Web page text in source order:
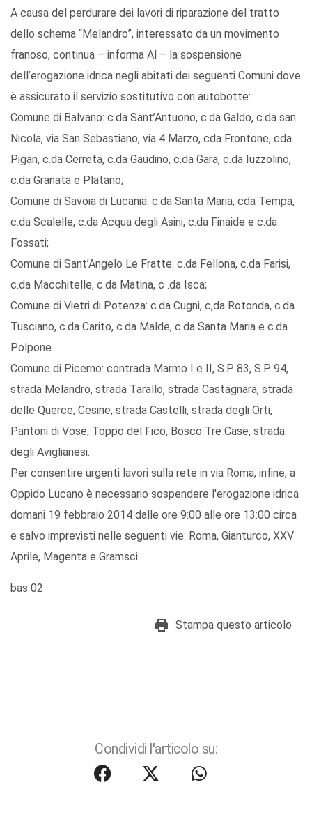
A causa del perdurare dei lavori di riparazione del tratto
dello schema “Melandro”, interessato da un movimento
franoso, continua – informa Al – la sospensione
dell’erogazione idrica negli abitati dei seguenti Comuni dove
è assicurato il servizio sostitutivo con autobotte:
Comune di Balvano: c.da Sant’Antuono, c.da Galdo, c.da san
Nicola, via San Sebastiano, via 4 Marzo, cda Frontone, cda
Pigan, c.da Cerreta, c.da Gaudino, c.da Gara, c.da Iuzzolino,
c.da Granata e Platano;
Comune di Savoia di Lucania: c.da Santa Maria, cda Tempa,
c.da Scalelle, c.da Acqua degli Asini, c.da Finaide e c.da
Fossati;
Comune di Sant’Angelo Le Fratte: c.da Fellona, c.da Farisi,
c.da Macchitelle, c.da Matina, c .da Isca;
Comune di Vietri di Potenza: c.da Cugni, c,da Rotonda, c.da
Tusciano, c.da Carito, c.da Malde, c.da Santa Maria e c.da
Polpone.
Comune di Picerno: contrada Marmo I e II, S.P. 83, S.P. 94,
strada Melandro, strada Tarallo, strada Castagnara, strada
delle Querce, Cesine, strada Castelli, strada degli Orti,
Pantoni di Vose, Toppo del Fico, Bosco Tre Case, strada
degli Aviglianesi.
Per consentire urgenti lavori sulla rete in via Roma, infine, a
Oppido Lucano è necessario sospendere l'erogazione idrica
domani 19 febbraio 2014 dalle ore 9:00 alle ore 13:00 circa
e salvo imprevisti nelle seguenti vie: Roma, Gianturco, XXV
Aprile, Magenta e Gramsci.
bas 02
Stampa questo articolo
Condividi l'articolo su: